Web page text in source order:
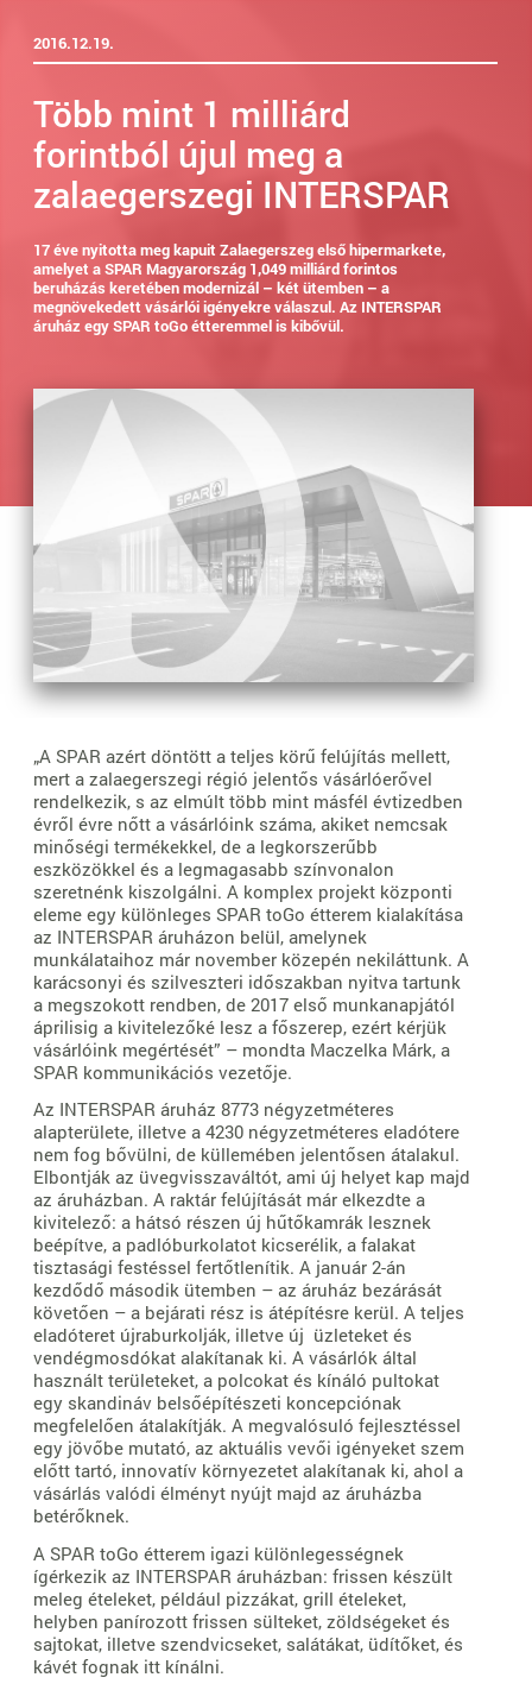
2016.12.19.
Több mint 1 milliárd
forintból újul meg a
zalaegerszegi INTERSPAR
17 éve nyitotta meg kapuit Zalaegerszeg első hipermarkete,
amelyet a SPAR Magyarország 1,049 milliárd forintos
beruházás keretében modernizál – két ütemben – a
megnövekedett vásárlói igényekre válaszul. Az INTERSPAR
áruház egy SPAR toGo étteremmel is kibővül.
„A SPAR azért döntött a teljes körű felújítás mellett,
mert a zalaegerszegi régió jelentős vásárlóerővel
rendelkezik, s az elmúlt több mint másfél évtizedben
évről évre nőtt a vásárlóink száma, akiket nemcsak
minőségi termékekkel, de a legkorszerűbb
eszközökkel és a legmagasabb színvonalon
szeretnénk kiszolgálni. A komplex projekt központi
eleme egy különleges SPAR toGo étterem kialakítása
az INTERSPAR áruházon belül, amelynek
munkálataihoz már november közepén nekiláttunk. A
karácsonyi és szilveszteri időszakban nyitva tartunk
a megszokott rendben, de 2017 első munkanapjától
áprilisig a kivitelezőké lesz a főszerep, ezért kérjük
vásárlóink megértését” – mondta Maczelka Márk, a
SPAR kommunikációs vezetője.
Az INTERSPAR áruház 8773 négyzetméteres
alapterülete, illetve a 4230 négyzetméteres eladótere
nem fog bővülni, de küllemében jelentősen átalakul.
Elbontják az üvegvisszaváltót, ami új helyet kap majd
az áruházban. A raktár felújítását már elkezdte a
kivitelező: a hátsó részen új hűtőkamrák lesznek
beépítve, a padlóburkolatot kicserélik, a falakat
tisztasági festéssel fertőtlenítik. A január 2-án
kezdődő második ütemben – az áruház bezárását
követően – a bejárati rész is átépítésre kerül. A teljes
eladóteret újraburkolják, illetve új üzleteket és
vendégmosdókat alakítanak ki. A vásárlók által
használt területeket, a polcokat és kínáló pultokat
egy skandináv belsőépítészeti koncepciónak
megfelelően átalakítják. A megvalósuló fejlesztéssel
egy jövőbe mutató, az aktuális vevői igényeket szem
előtt tartó, innovatív környezetet alakítanak ki, ahol a
vásárlás valódi élményt nyújt majd az áruházba
betérőknek.
A SPAR toGo étterem igazi különlegességnek
ígérkezik az INTERSPAR áruházban: frissen készült
meleg ételeket, például pizzákat, grill ételeket,
helyben panírozott frissen sülteket, zöldségeket és
sajtokat, illetve szendvicseket, salátákat, üdítőket, és
kávét fognak itt kínálni.